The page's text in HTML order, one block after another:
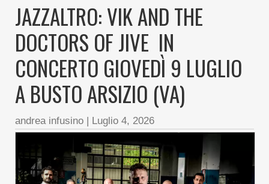
JAZZALTRO: VIK AND THE
DOCTORS OF JIVE IN
CONCERTO GIOVEDÌ 9 LUGLIO
A BUSTO ARSIZIO (VA)
andrea infusino | Luglio 4, 2026